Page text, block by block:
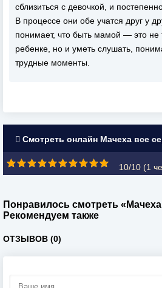
сблизиться с девочкой, и
В процессе они обе учатся друг у
понимает, что быть мамой — это не
ребенке, но и уметь слушать,
трудные моменты.
Смотреть онлайн Мачеха все
10/10 (1
Понравилось смотреть
Рекомендуем также
ОТЗЫВОВ (0)